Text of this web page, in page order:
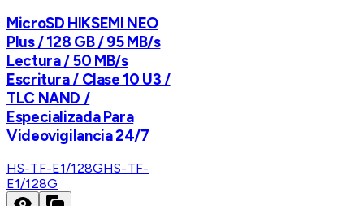
MicroSD HIKSEMI NEO
Plus / 128 GB / 95 MB/s
Lectura / 50 MB/s
Escritura / Clase 10 U3 /
TLC NAND /
Especializada Para
Videovigilancia 24/7
HS-TF-E1/128GHS-TF-
E1/128G